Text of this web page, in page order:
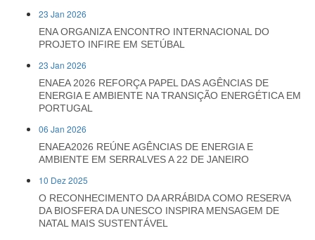
23 Jan 2026
ENA ORGANIZA ENCONTRO INTERNACIONAL DO
PROJETO INFIRE EM SETÚBAL
23 Jan 2026
ENAEA 2026 REFORÇA PAPEL DAS AGÊNCIAS DE
ENERGIA E AMBIENTE NA TRANSIÇÃO ENERGÉTICA EM
PORTUGAL
06 Jan 2026
ENAEA2026 REÚNE AGÊNCIAS DE ENERGIA E
AMBIENTE EM SERRALVES A 22 DE JANEIRO
10 Dez 2025
O RECONHECIMENTO DA ARRÁBIDA COMO RESERVA
DA BIOSFERA DA UNESCO INSPIRA MENSAGEM DE
NATAL MAIS SUSTENTÁVEL